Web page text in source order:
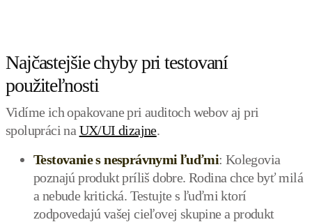
Najčastejšie chyby pri testovaní
použiteľnosti
Vidíme ich opakovane pri auditoch webov aj pri
spolupráci na UX/UI dizajne.
Testovanie s nesprávnymi ľuďmi: Kolegovia
poznajú produkt príliš dobre. Rodina chce byť milá
a nebude kritická. Testujte s ľuďmi ktorí
zodpovedajú vašej cieľovej skupine a produkt